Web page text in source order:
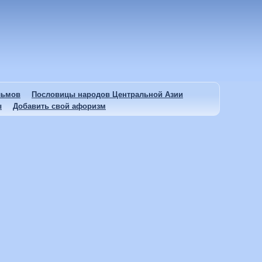
Пословицы народов Центральной Азии
Добавить свой афоризм